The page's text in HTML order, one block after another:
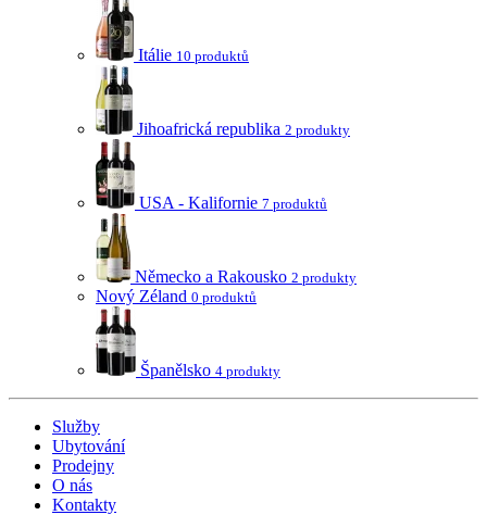
Itálie 10 produktů
Jihoafrická republika 2 produkty
USA - Kalifornie 7 produktů
Německo a Rakousko 2 produkty
Nový Zéland 0 produktů
Španělsko 4 produkty
Služby
Ubytování
Prodejny
O nás
Kontakty